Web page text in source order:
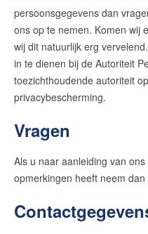
persoonsgegevens dan
ons op te nemen. Komen wij
wij dit natuurlijk erg
in te dienen bij de Autoriteit
toezichthoudende autoriteit
privacybescherming.
Vragen
Als u naar aanleiding van
opmerkingen heeft neem